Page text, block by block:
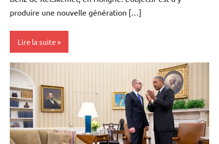
produire une nouvelle génération […]
Lire la suite
Actualités
Automobile
Economie